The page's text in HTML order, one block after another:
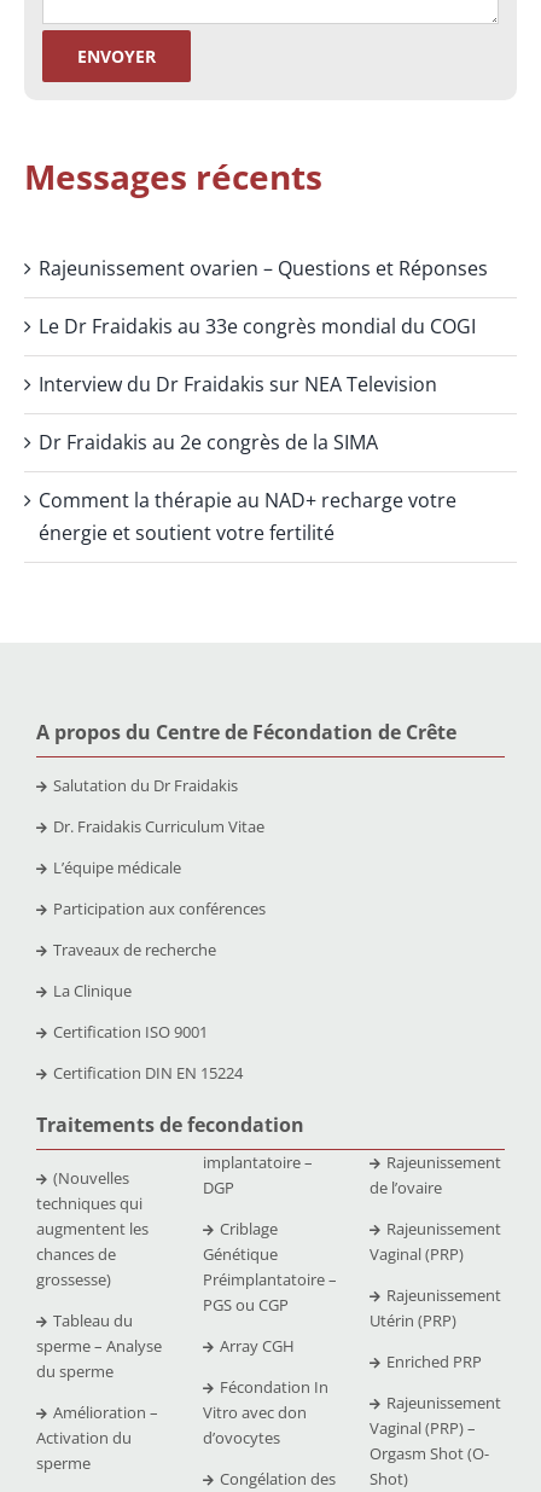
Messages récents
Rajeunissement ovarien – Questions et Réponses
Le Dr Fraidakis au 33e congrès mondial du COGI
Interview du Dr Fraidakis sur NEA Television
Dr Fraidakis au 2e congrès de la SIMA
Comment la thérapie au NAD+ recharge votre
énergie et soutient votre fertilité
A propos du Centre de Fécondation de Crête
Salutation du Dr Fraidakis
Dr. Fraidakis Curriculum Vitae
L’équipe médicale
Participation aux conférences
Traveaux de recherche
La Clinique
Certification ISO 9001
Certification DIN EN 15224
Traitements de fecondation
(Nouvelles
techniques qui
augmentent les
chances de
grossesse)
Tableau du
sperme – Analyse
du sperme
Amélioration –
Activation du
sperme
implantatoire –
DGP
Criblage
Génétique
Préimplantatoire –
PGS ou CGP
Array CGH
Fécondation In
Vitro avec don
d’ovocytes
Congélation des
Rajeunissement
de l’ovaire
Rajeunissement
Vaginal (PRP)
Rajeunissement
Utérin (PRP)
Enriched PRP
Rajeunissement
Vaginal (PRP) –
Orgasm Shot (O-
Shot)